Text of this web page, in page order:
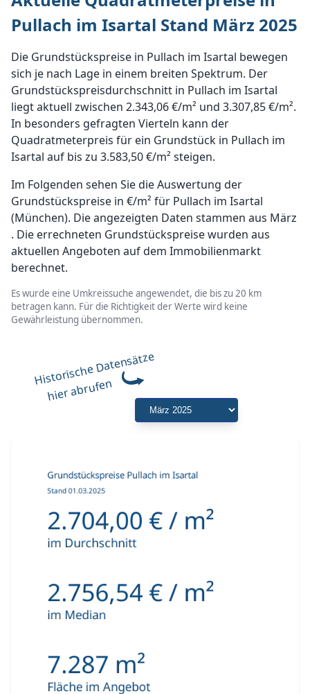
Pullach im Isartal Stand März 2025
Die Grundstückspreise in Pullach im Isartal bewegen
sich je nach Lage in einem breiten Spektrum. Der
Grundstückspreisdurchschnitt in Pullach im Isartal
liegt aktuell zwischen 2.343,06 €/m² und 3.307,85 €/m².
In besonders gefragten Vierteln kann der
Quadratmeterpreis für ein Grundstück in Pullach im
Isartal auf bis zu 3.583,50 €/m² steigen.
Im Folgenden sehen Sie die Auswertung der
Grundstückspreise in €/m² für Pullach im Isartal
(München). Die angezeigten Daten stammen aus März
. Die errechneten Grundstückspreise wurden aus
aktuellen Angeboten auf dem Immobilienmarkt
berechnet.
Es wurde eine Umkreissuche angewendet, die bis zu 20 km
betragen kann. Für die Richtigkeit der Werte wird keine
Gewährleistung übernommen.
Historische Datensätze
hier abrufen